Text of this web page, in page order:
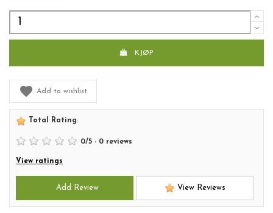
KJØP
Add to wishlist
Total Rating:
0/5 - 0 reviews
View ratings
Add Review View Reviews